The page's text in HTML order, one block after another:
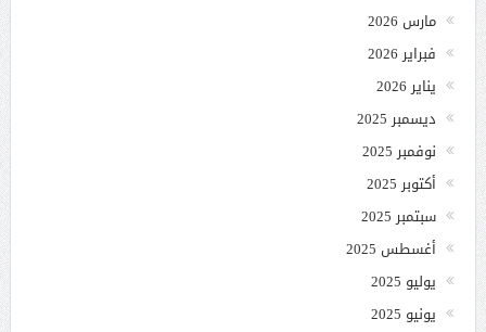
مارس 2026
فبراير 2026
يناير 2026
ديسمبر 2025
نوفمبر 2025
أكتوبر 2025
سبتمبر 2025
أغسطس 2025
يوليو 2025
يونيو 2025